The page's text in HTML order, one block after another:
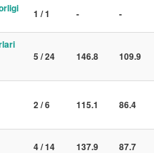
1 / 1 - -
5 / 24 146.8 109.9
2 / 6 115.1 86.4
4 / 14 137.9 87.7